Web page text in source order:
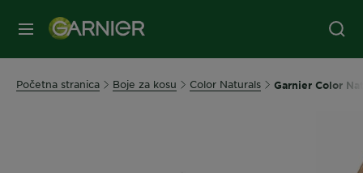
MENI
Početna stranica Boje za kosu Color Naturals Garnier Color